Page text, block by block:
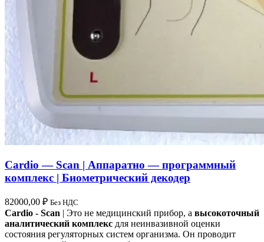
Cardio — Scan | Аппаратно — программный
комплекс | Биометрический декодер
82000,00 ₽ Без НДС
Cardio - Scan | Это не медицинский прибор, а высокоточный
аналитический комплекс для неинвазивной оценки
состояния регуляторных систем организма. Он проводит